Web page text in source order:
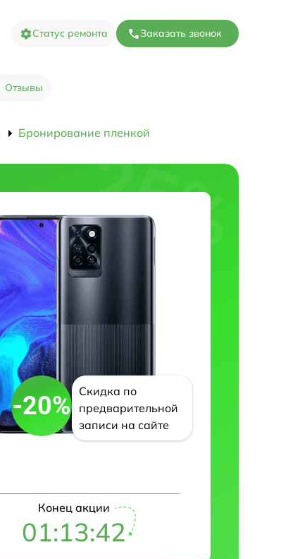
Статус ремонта Заказать звонок
Отзывы
Бронирование пленкой
-20%
Скидка по
предварительной
записи на сайте
Конец акции
01:13:41